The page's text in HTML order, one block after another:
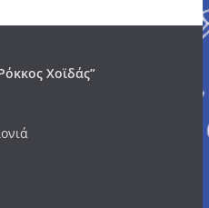
Χοϊδάς”